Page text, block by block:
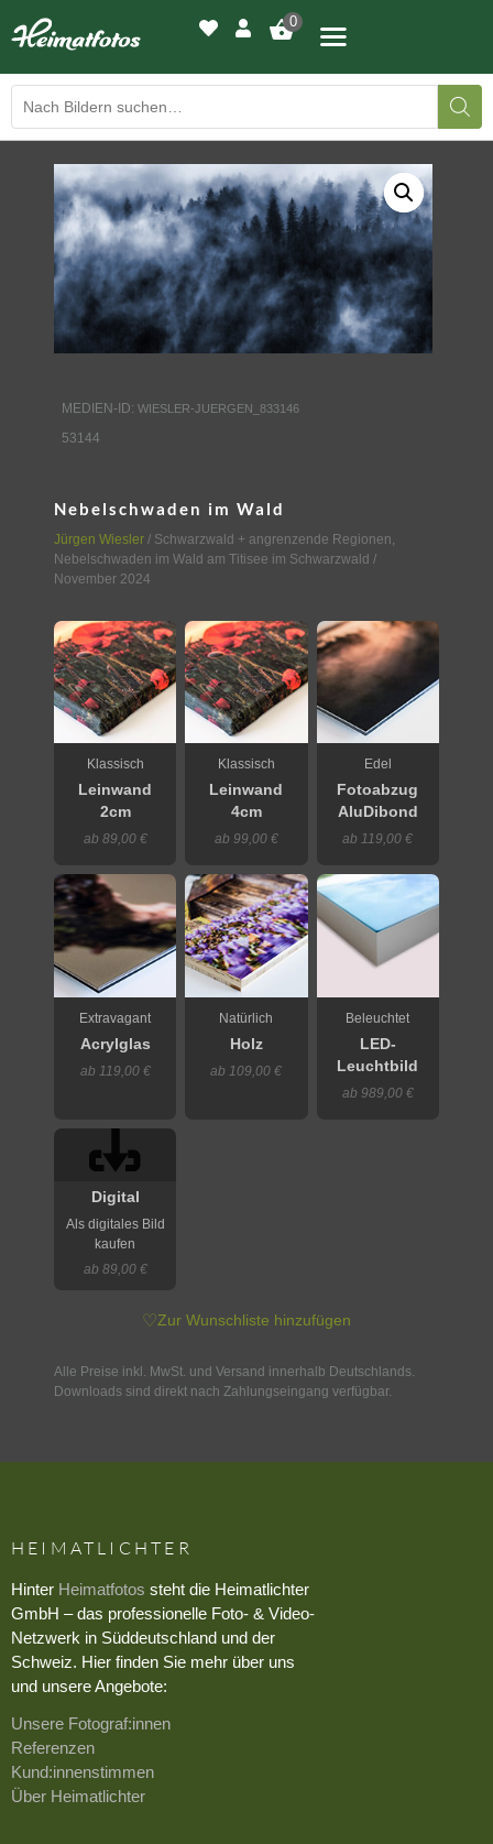
0
BILDERGALERIE
DRUCKQUALITÄTEN
LED-LEUCHTBILDER
WIR DRUCKEN IHR BILD
MEDIEN-ID: WIESLER-JUERGEN_833146
53144
Nebelschwaden im Wald
Jürgen Wiesler / Schwarzwald + angrenzende Regionen,
Nebelschwaden im Wald am Titisee im Schwarzwald /
November 2024
Klassisch
Leinwand
2cm
ab 89,00 €
Klassisch
Leinwand
4cm
ab 99,00 €
Edel
Fotoabzug
AluDibond
ab 119,00 €
Extravagant
Acrylglas
ab 119,00 €
Natürlich
Holz
ab 109,00 €
Beleuchtet
LED-
Leuchtbild
ab 989,00 €
Digital
Als digitales Bild
kaufen
ab 89,00 €
♡Zur Wunschliste hinzufügen
Alle Preise inkl. MwSt. und Versand innerhalb Deutschlands.
Downloads sind direkt nach Zahlungseingang verfügbar.
HEIMATLICHTER
Hinter Heimatfotos steht die Heimatlichter
GmbH – das professionelle Foto- & Video-
Netzwerk in Süddeutschland und der
Schweiz. Hier finden Sie mehr über uns
und unsere Angebote:
Unsere Fotograf:innen
Referenzen
Kund:innenstimmen
Über Heimatlichter